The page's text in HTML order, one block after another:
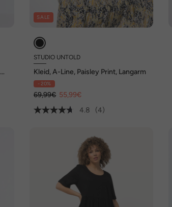
SALE
STUDIO UNTOLD
Kleid, A-Line, Paisley Print, Langarm
- 20%
69,99€ 55,99€
4.8
(4)